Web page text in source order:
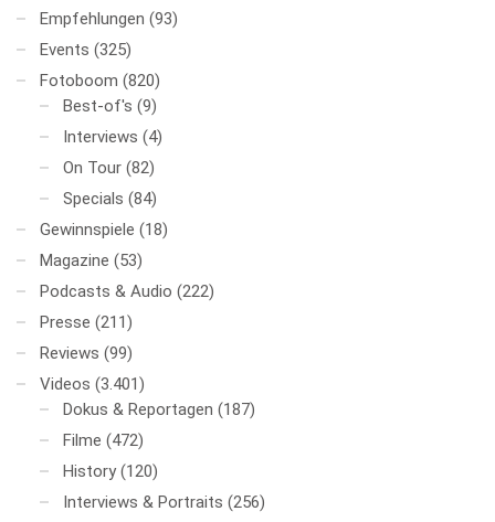
Empfehlungen (93)
Events (325)
Fotoboom (820)
Best-of's (9)
Interviews (4)
On Tour (82)
Specials (84)
Gewinnspiele (18)
Magazine (53)
Podcasts & Audio (222)
Presse (211)
Reviews (99)
Videos (3.401)
Dokus & Reportagen (187)
Filme (472)
History (120)
Interviews & Portraits (256)